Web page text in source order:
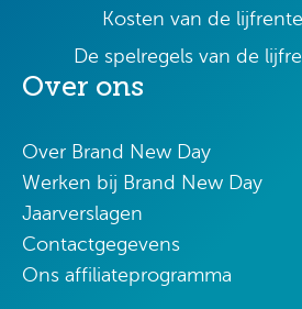
Kosten van de
De spelregels van de
Over ons
Over Brand New Day
Werken bij Brand New Day
Jaarverslagen
Contactgegevens
Ons affiliateprogramma